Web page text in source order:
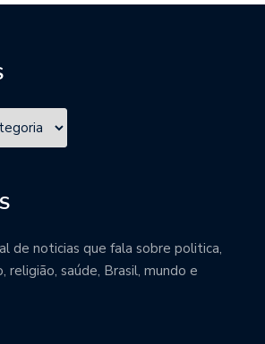
de noticias que fala sobre politica,
saúde, Brasil, mundo e